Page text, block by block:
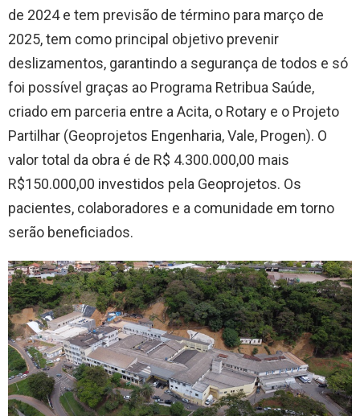
de 2024 e tem previsão de término para março de
2025, tem como principal objetivo prevenir
deslizamentos, garantindo a segurança de todos e só
foi possível graças ao Programa Retribua Saúde,
criado em parceria entre a Acita, o Rotary e o Projeto
Partilhar (Geoprojetos Engenharia, Vale, Progen). O
valor total da obra é de R$ 4.300.000,00 mais
R$150.000,00 investidos pela Geoprojetos. Os
pacientes, colaboradores e a comunidade em torno
serão beneficiados.